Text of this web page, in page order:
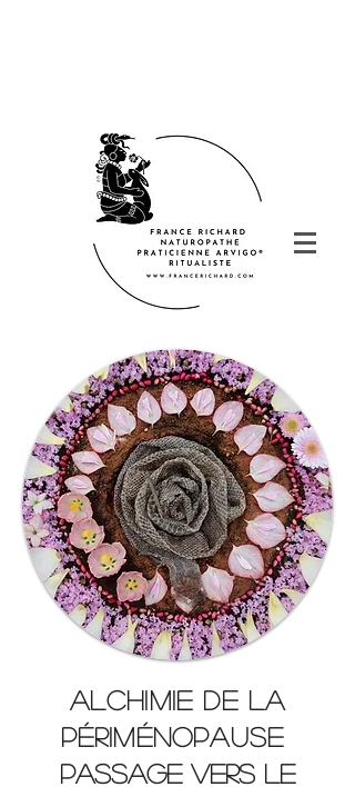
Alchimie de la
périménopause ​
PASSAGE VERS LE